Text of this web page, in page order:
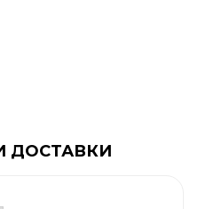
ДОСТАВКИ